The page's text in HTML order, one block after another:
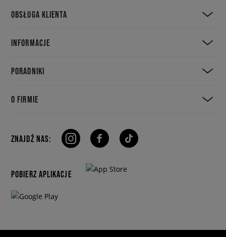
OBSŁUGA KLIENTA
INFORMACJE
PORADNIKI
O FIRMIE
ZNAJDŹ NAS:
POBIERZ APLIKACJE